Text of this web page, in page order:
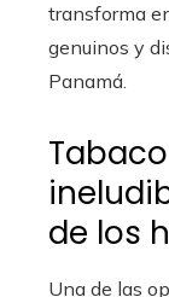
transforma
genuinos y
Panamá.
de los
Una de las